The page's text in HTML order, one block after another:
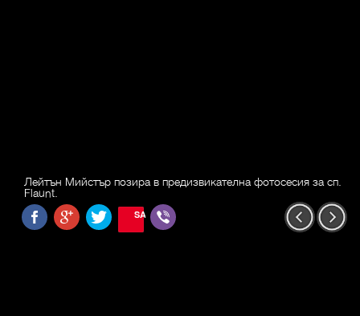
Лейтън Мийстър позира в предизвикателна фотосесия за сп.
Flaunt.
SAVE